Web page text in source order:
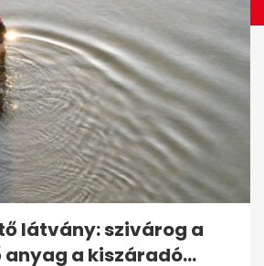
elkészültek a vasúti
de Mészáros
látvány: szivárog a
a kiszáradó...